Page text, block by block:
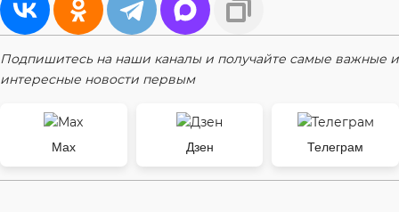
Подпишитесь на наши каналы и получайте самые важные и
интересные новости первым
Max Дзен Телеграм